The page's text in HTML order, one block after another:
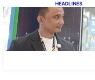
HEADLINES
Teknologi